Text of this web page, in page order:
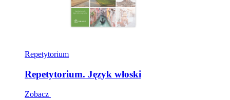
Repetytorium
Repetytorium. Język włoski
Zobacz